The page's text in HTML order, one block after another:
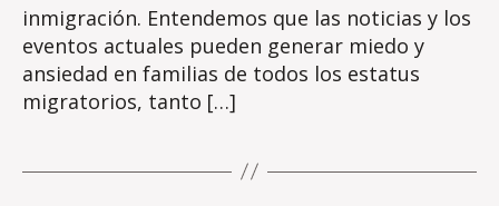
inmigración. Entendemos que las noticias y los
eventos actuales pueden generar miedo y
ansiedad en familias de todos los estatus
migratorios, tanto […]